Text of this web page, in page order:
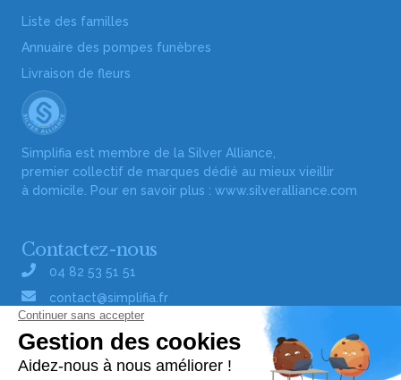
Liste des familles
Annuaire des pompes funèbres
Livraison de fleurs
Simplifia est membre de la Silver Alliance,
premier collectif de marques dédié au mieux vieillir
à domicile. Pour en savoir plus : www.silveralliance.com
Contactez-nous
04 82 53 51 51
contact@simplifia.fr
Réseaux sociaux